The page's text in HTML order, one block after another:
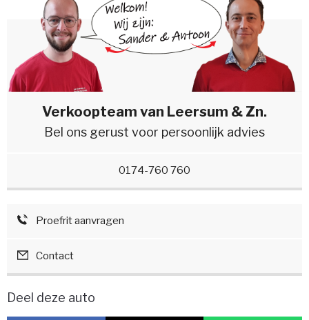
Verkoopteam van Leersum & Zn.
Bel ons gerust voor persoonlijk advies
0174-760 760
Proefrit aanvragen
Contact
Deel deze auto